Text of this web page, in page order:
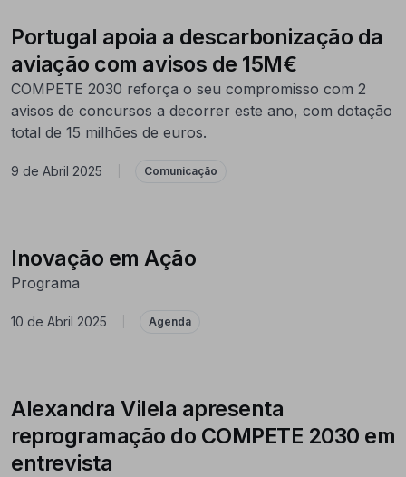
Portugal apoia a descarbonização da
aviação com avisos de 15M€
COMPETE 2030 reforça o seu compromisso com 2
avisos de concursos a decorrer este ano, com dotação
total de 15 milhões de euros.
9 de Abril 2025 Comunicação
Inovação em Ação
Programa
10 de Abril 2025 Agenda
Alexandra Vilela apresenta
reprogramação do COMPETE 2030 em
entrevista